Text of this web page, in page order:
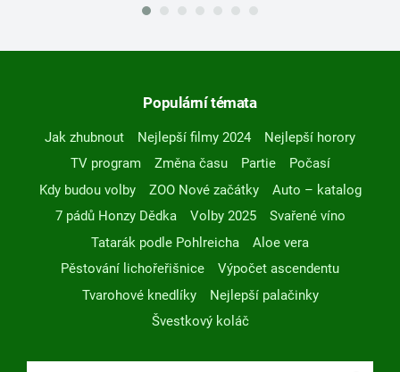
Populární témata
Jak zhubnout Nejlepší filmy 2024
Nejlepší horory
TV program
Změna času Partie
Počasí
Kdy budou volby
ZOO Nové začátky
Auto – katalog
7 pádů Honzy Dědka
Volby 2025
Svařené víno
Tatarák podle Pohlreicha
Aloe vera
Pěstování lichořeřišnice
Výpočet ascendentu
Tvarohové knedlíky
Nejlepší palačinky
Švestkový koláč